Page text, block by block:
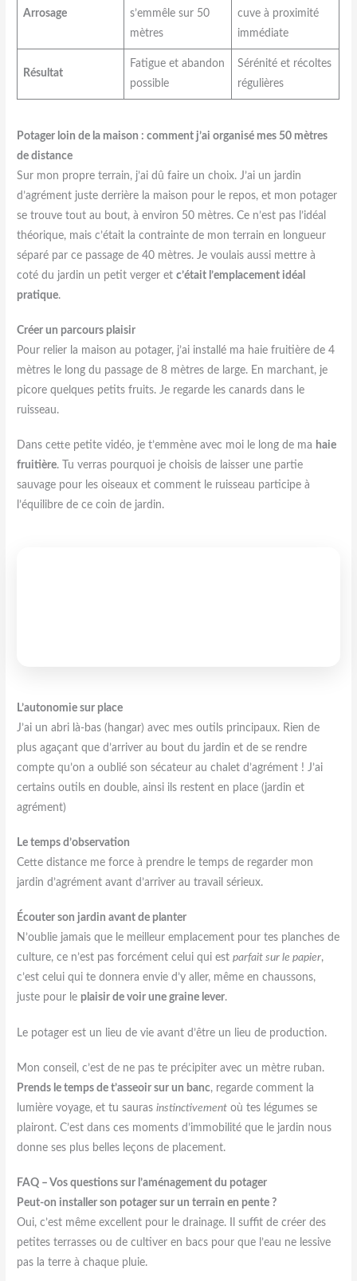
Arrosage
s’emmêle sur 50
mètres
cuve à proximité
immédiate
Résultat
Fatigue et abandon
possible
Sérénité et récoltes
régulières
Potager loin de la maison : comment j’ai organisé mes 50 mètres
de distance
Sur mon propre terrain, j’ai dû faire un choix. J’ai un jardin
d’agrément juste derrière la maison pour le repos, et mon potager
se trouve tout au bout, à environ 50 mètres. Ce n’est pas l’idéal
théorique, mais c’était la contrainte de mon terrain en longueur
séparé par ce passage de 40 mètres. Je voulais aussi mettre à
coté du jardin un petit verger etc’était l’emplacement idéal
pratique.
Créer un parcours plaisir
Pour relier la maison au potager, j’ai installé ma haie fruitière de 4
mètres le long du passage de 8 mètres de large. En marchant, je
picore quelques petits fruits. Je regarde les canards dans le
ruisseau.
Dans cette petite vidéo, je t’emmène avec moi le long de ma haie
fruitière. Tu verras pourquoi je choisis de laisser une partie
sauvage pour les oiseaux et comment le ruisseau participe à
l’équilibre de ce coin de jardin.
L’autonomie sur place
J’ai un abri là-bas (hangar) avec mes outils principaux. Rien de
plus agaçant que d’arriver au bout du jardin et de se rendre
compte qu’on a oublié son sécateur au chalet d’agrément ! J’ai
certains outils en double, ainsi ils restent en place (jardin et
agrément)
Le temps d’observation
Cette distance me force à prendre le temps de regarder mon
jardin d’agrément avant d’arriver au travail sérieux.
Écouter son jardin avant de planter
N’oublie jamais que le meilleur emplacement pour tes planches de
culture, ce n’est pas forcément celui qui estparfait sur le papier,
c’est celui qui te donnera envie d’y aller, même en chaussons,
juste pour le plaisir de voir une graine lever.
Le potager est un lieu de vie avant d’être un lieu de production.
Mon conseil, c’est de ne pas te précipiter avec un mètre ruban.
Prends le temps de t’asseoir sur un banc, regarde comment la
lumière voyage, et tu saurasinstinctivement où tes légumes se
plairont. C’est dans ces moments d’immobilité que le jardin nous
donne ses plus belles leçons de placement.
FAQ – Vos questions sur l’aménagement du potager
Peut-on installer son potager sur un terrain en pente ?
Oui, c’est même excellent pour le drainage. Il suffit de créer des
petites terrasses ou de cultiver en bacs pour que l’eau ne lessive
pas la terre à chaque pluie.